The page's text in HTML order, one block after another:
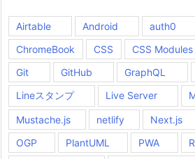
Airtable Android auth0
ChromeBook
CSS CSS Modules
Git
GitHub GraphQL
Lineスタンプ
Live Server
Mustache.js netlify Next.js
OGP
PlantUML PWA